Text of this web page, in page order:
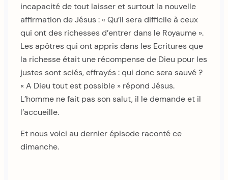
incapacité de tout laisser et surtout la nouvelle
affirmation de Jésus : « Qu’il sera difficile à ceux
qui ont des richesses d’entrer dans le Royaume ».
Les apôtres qui ont appris dans les Ecritures que
la richesse était une récompense de Dieu pour les
justes sont sciés, effrayés : qui donc sera sauvé ?
« A Dieu tout est possible » répond Jésus.
L’homme ne fait pas son salut, il le demande et il
l’accueille.
Et nous voici au dernier épisode raconté ce
dimanche.